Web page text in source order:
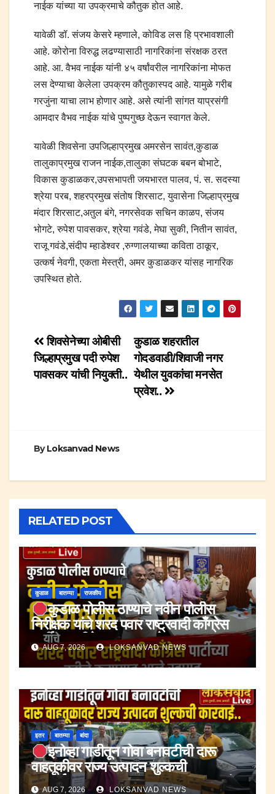
नाईक यांच्या या उपक्रमाचे कौतुक होत आहे.
यावेळी डॉ. संजय केसरे म्हणाले, कोविड लस हि प्रभावशाली
आहे. कोरोना विरुद्ध लढण्यासाठी नागरिकांना संरक्षक ठरत
आहे. आ. वैभव नाईक यांनी ४५ वर्षांवरील नागरिकांना मोफत
लस देण्याचा केलेला उपक्रम कौतुकास्पद आहे. यामुळे गरीब
गरजुंना याचा लाभ होणार आहे. असे त्यांनी सांगत याप्रसंगी
आमदार वैभव नाईक यांचे पुष्पगुच्छ देऊन स्वागत केले.
यावेळी शिवसेना उपजिल्हाप्रमुख अमरसेन सावंत,कुडाळ
तालुकाप्रमुख राजन नाईक,तालुका संघटक बबन बोभाटे,
विकास कुडाळकर,उपसभापती जयभारत पालव, पं. स. सदस्या
श्रेया परब, शहरप्रमुख संतोष शिरसाट, युवासेना जिल्हाप्रमुख
मंदार शिरसाट,अतुल बंगे, नगरसेवक सचिन काळप, संजय
भोगटे, रुपेश पावसकर, श्रेया गवंडे, मेघा सुकी, नितीन सावंत,
राजू गवंडे,संदीप म्हाडेश्वर ,रुग्णालयाच्या कविता ठाकूर,
उत्कर्ष नेवगी, एकता मेस्त्री, अमर कुडाळकर यांसह नागरिक
उपस्थित होते.
Post
navigation
कुडाळ शहरातील
गोदडवाडी/शिवाजी नगर
येथील युवकांचा मनसेत
प्रवेश..
शिवसेनेच्या ओबीसी
जिल्हाप्रमुख पदी रुपेश
पावसकर यांची नियुक्ती..
ByLoksanvad News
RELATED POST
कुडाळ बातम्या राजकीय
कुडाळ पोलीस ठाण्याचे नवीन पोलीस
निरीक्षक यांचे शरद पवार राष्ट्रवादी काँग्रेस
पार्टीच्या वतीने करण्यात आले स्वागत.
AUG 7, 2026 LOKSANVAD NEWS
इतर बातम्या बांदा
इनोव्हा गाडीतून गोवा बनावटीची दारू
वाहतूकीवर राज्य उत्पादन शुल्कची
कारवाई.;दारूसह १० लाख २४ हजार रुपयांचा
AUG 7, 2026 LOKSANVAD NEWS